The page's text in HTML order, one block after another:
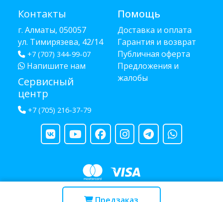
Контакты
г. Алматы, 050057
ул. Тимирязева, 42/14
+7 (707) 344-99-07
Напишите нам
Сервисный
центр
+7 (705) 216-37-79
Помощь
Доставка и оплата
Гарантия и возврат
Публичная оферта
Предложения и
жалобы
Copyright © 2013 - 2026 RUBA - разработано